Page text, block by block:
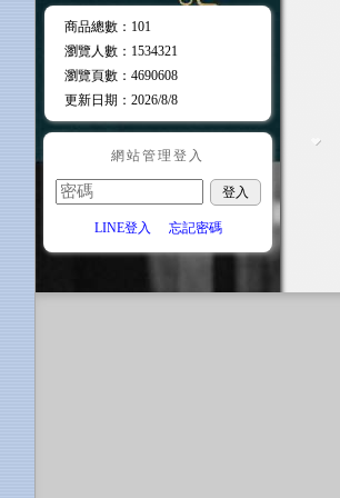
商品總數 ：101
瀏覽人數 ： 1534321
瀏覽頁數 ： 4690608
更新日期 ：2026/8/8
網站管理登入
LINE登入 忘記密碼